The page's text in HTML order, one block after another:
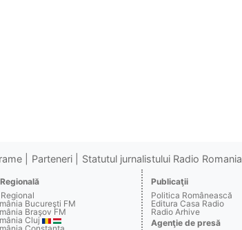
Parteneri Statutul jurnalistului Radio Romania
Bucureşti FM
Braşov FM
Cluj
Publicaţii
Politica Românească
Editura Casa Radio
Radio Arhive
Agenţie de presă